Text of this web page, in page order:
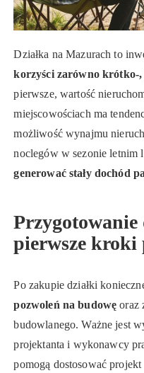
Działka na Mazurach to
korzyści zarówno krótko-
pierwsze, wartość
miejscowościach ma
możliwość wynajmu
noclegów w sezonie letnim
generować stały dochód
pierwsze kroki
Po zakupie działki
pozwoleń na budowę oraz
budowlanego. Ważne jest
projektanta i wykonawcy
pomogą dostosować